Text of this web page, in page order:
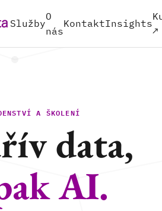
Služby
O
nás
KontaktInsights
↗
A ŠKOLENÍ
data,
AI.